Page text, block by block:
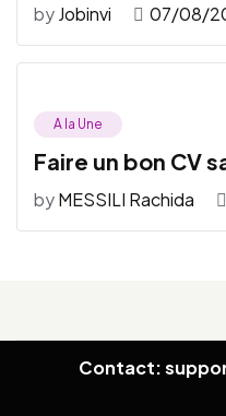
byJobinvi 07/08/
A la Une
Faire un bon CV
byMESSILI Rachida
Contact: